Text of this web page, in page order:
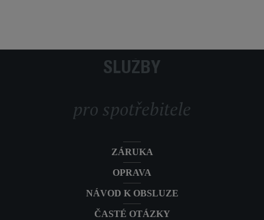
SLUŽBY
pro spotřebitele
ZÁRUKA
OPRAVA
NÁVOD K OBSLUZE
ČASTÉ OTÁZKY